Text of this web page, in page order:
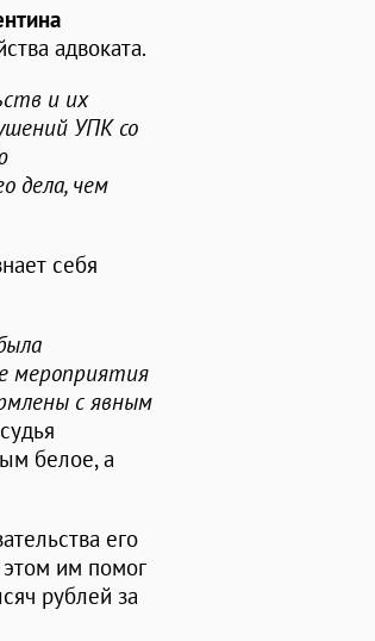
адвоката.
и их
УПК со
дела, чем
себя
мероприятия
с явным
белое, а
его
им помог
рублей за